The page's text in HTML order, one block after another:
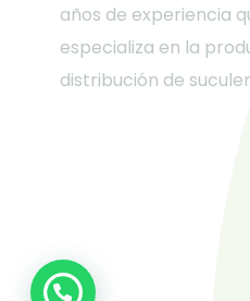
años de experiencia
especializa en la
distribución de